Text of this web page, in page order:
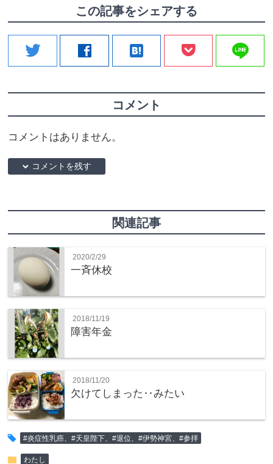
この記事をシェアする
twitter facebook hatenabookmark line
コメント
コメントはありません。
down コメントを残す
関連記事
2020/2/29
一斉休校
2018/11/19
障害年金
2018/11/20
欠けてしまった‥みたい
tag #炎症性乳癌、#天皇陛下、#退位、#伊勢神宮、#参拝
folder わたし